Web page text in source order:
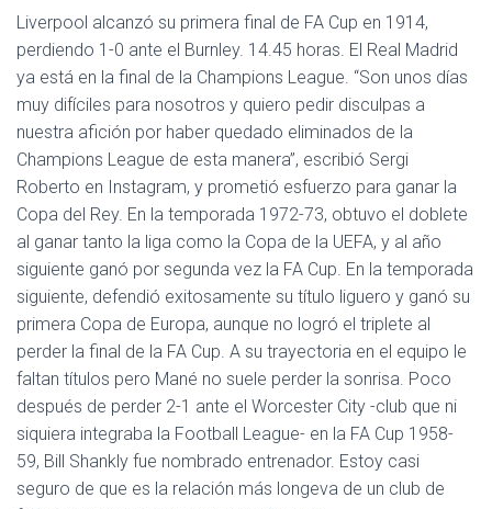
Liverpool alcanzó su primera final de FA Cup en 1914,
perdiendo 1-0 ante el Burnley. 14.45 horas. El Real Madrid
ya está en la final de la Champions League. “Son unos días
muy difíciles para nosotros y quiero pedir disculpas a
nuestra afición por haber quedado eliminados de la
Champions League de esta manera”, escribió Sergi
Roberto en Instagram, y prometió esfuerzo para ganar la
Copa del Rey. En la temporada 1972-73, obtuvo el doblete
al ganar tanto la liga como la Copa de la UEFA, y al año
siguiente ganó por segunda vez la FA Cup. En la temporada
siguiente, defendió exitosamente su título liguero y ganó su
primera Copa de Europa, aunque no logró el triplete al
perder la final de la FA Cup. A su trayectoria en el equipo le
faltan títulos pero Mané no suele perder la sonrisa. Poco
después de perder 2-1 ante el Worcester City -club que ni
siquiera integraba la Football League- en la FA Cup 1958-
59, Bill Shankly fue nombrado entrenador. Estoy casi
seguro de que es la relación más longeva de un club de